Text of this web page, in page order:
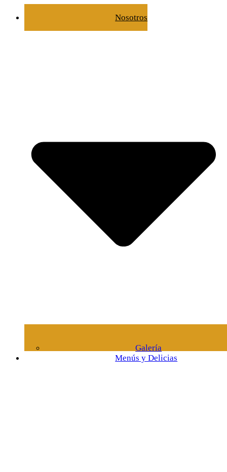
Nosotros
Galería
Menús y Delicias